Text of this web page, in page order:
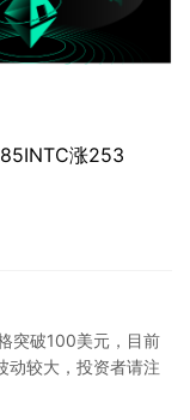
涨253
突破100美元，目前
动较大，投资者请注